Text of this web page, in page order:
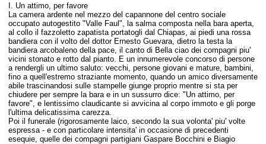
I. Un attimo, per favore
La camera ardente nel mezzo del capannone del centro sociale
occupato autogestito "Valle Faul", la salma composta nella bara aperta,
al collo il fazzoletto zapatista portatogli dal Chiapas, ai piedi una rossa
bandiera con il volto del dottor Ernesto Guevara, dietro la testa la
bandiera arcobaleno della pace, il canto di Bella ciao dei compagni piu'
vicini stonato e rotto dal pianto. E un innumerevole concorso di persone
a rendergli un ultimo saluto: vecchi, persone giovani e mature, bambini,
fino a quell'estremo straziante momento, quando un amico diversamente
abile trascinandosi sulle stampelle giunge proprio mentre si sta per
chiudere per sempre la bara e in un sussurro dice: "Un attimo, per
favore", e lentissimo claudicante si avvicina al corpo immoto e gli porge
l'ultima delicatissima carezza.
Poi il funerale (rigorosamente laico, secondo la sua volonta' piu' volte
espressa - e con particolare intensita' in occasione di precedenti
esequie, quelle dei compagni partigiani Gaspare Bocchini e Biagio